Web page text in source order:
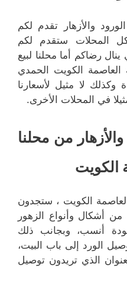
والأزهار تقدم لكم
المحلات ستقدم لكم
رضاكم أما محلنا لبيع
العاصمة الكويت الحمدي
وكذلك لا مثيل لأسعارنا
في المحلات الأخرى.
من محلنا
الكويت
الكويت ، ستجدون
أشكال وأنواع الزهور
أنسب، وبجانب ذلك
الورد إلى باب البيت،
الذي تريدون توصيل